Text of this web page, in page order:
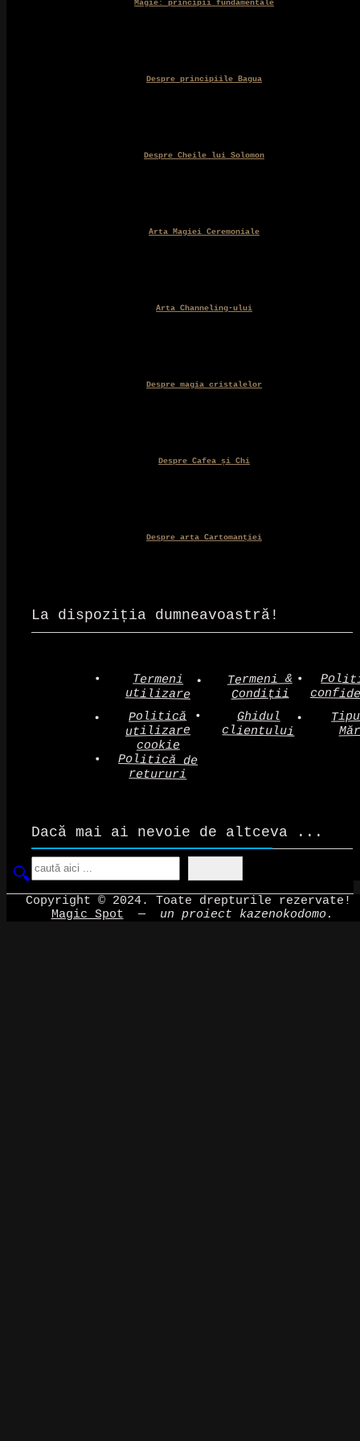
Magie: principii fundamentale
Despre principiile Bagua
Despre Cheile lui Solomon
Arta Magiei Ceremoniale
Arta Channeling-ului
Despre magia cristalelor
Despre Cafea și Chi
Despre arta Cartomanției
La dispoziția dumneavoastră!
Termeni
utilizare
Termeni &
Condiții
Politică
utilizare
cookie
Ghidul
clientului
Politică de
retururi
Dacă mai ai nevoie de altceva ...
Copyright © 2024. Toate drepturile rezervate!
Magic Spot — un proiect kazenokodomo.